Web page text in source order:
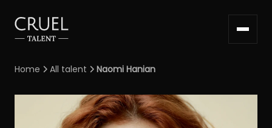
Home All talent Naomi Hanian